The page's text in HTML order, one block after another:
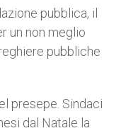
pubblica, il
un non meglio
pubbliche
presepe. Sindaci
dal Natale la